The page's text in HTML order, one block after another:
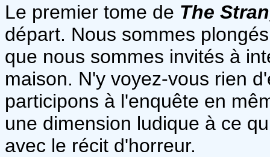
Le premier tome de The
départ. Nous sommes
que nous sommes invités à
maison. N'y voyez-vous rien
participons à l'enquête en
une dimension ludique à ce
avec le récit d'horreur.